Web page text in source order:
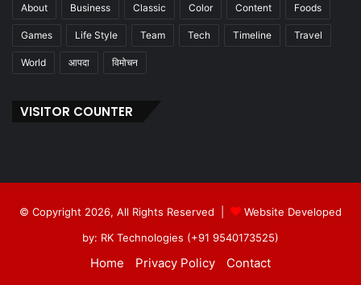
About Business Classic Color Content Foods
Games Life Style Team Tech Timeline Travel
World आपदा विमोचन
VISITOR COUNTER
© Copyright 2026, All Rights Reserved |
Website Developed
by: RK Technologies (+91 9540173525)
Home Privacy Policy Contact